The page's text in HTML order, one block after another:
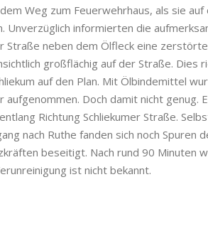
Weg zum Feuerwehrhaus, als sie
Unverzüglich informierten die
Straße neben dem Ölfleck eine
großflächig auf der Straße. Dies
auf den Plan. Mit Ölbindemittel
Doch damit nicht genug.
Richtung Schliekumer Straße.
nach Ruthe fanden sich noch Spuren
beseitigt. Nach rund 90 Minuten
ist nicht bekannt.